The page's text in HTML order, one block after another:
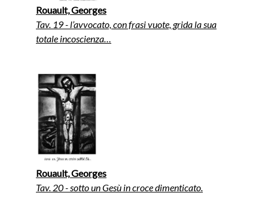
Rouault, Georges
Tav. 19 - l’avvocato, con frasi vuote, grida la sua
totale incoscienza…
Rouault, Georges
Tav. 20 - sotto un Gesù in croce dimenticato.